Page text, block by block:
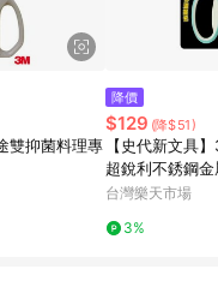
雙抑菌料理專
降價
$129 (降$51)
【史代新文具
超銳利不銹鋼
台灣樂天市場
3%